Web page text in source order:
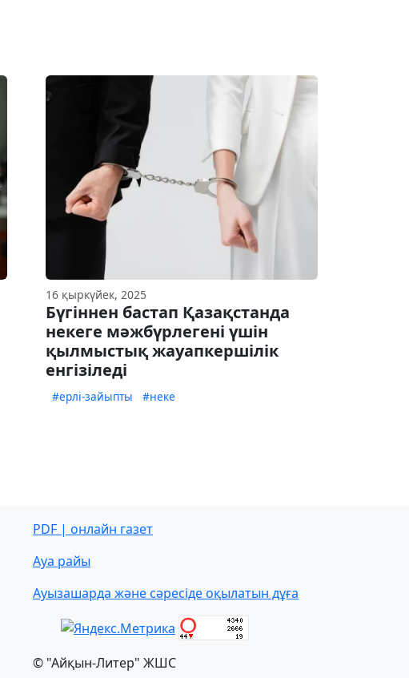
16 қыркүйек, 2025
Бүгіннен бастап Қазақстанда
некеге мәжбүрлегені үшін
қылмыстық жауапкершілік
енгізіледі
#ерлі-зайыпты #неке
PDF | онлайн газет
Ауа райы
Ауызашарда және сәресіде оқылатын дұға
© "Айқын-Литер" ЖШС